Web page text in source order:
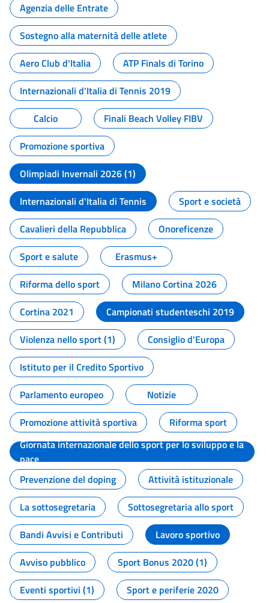
Agenzia delle Entrate
Sostegno alla maternità delle atlete
Aero Club d'Italia
ATP Finals di Torino
Internazionali d'Italia di Tennis 2019
Calcio
Finali Beach Volley FIBV
Promozione sportiva
Olimpiadi Invernali 2026 (1)
Internazionali d'Italia di Tennis
Sport e società
Cavalieri della Repubblica
Onoreficenze
Sport e salute
Erasmus+
Riforma dello sport
Milano Cortina 2026
Cortina 2021
Campionati studenteschi 2019
Violenza nello sport (1)
Consiglio d'Europa
Istituto per il Credito Sportivo
Parlamento europeo
Notizie
Promozione attività sportiva
Riforma sport
Giornata internazionale dello sport per lo sviluppo e la
pace
Prevenzione del doping
Attività istituzionale
La sottosegretaria
Sottosegretaria allo sport
Bandi Avvisi e Contributi
Lavoro sportivo
Avviso pubblico
Sport Bonus 2020 (1)
Eventi sportivi (1)
Sport e periferie 2020